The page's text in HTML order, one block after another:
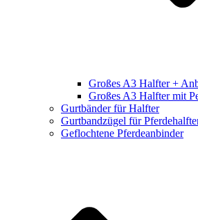
Großes A3 Halfter +
Großes A3 Halfter mit
Gurtbänder für Halfter
Gurtbandzügel für
Geflochtene Pferdeanbinder